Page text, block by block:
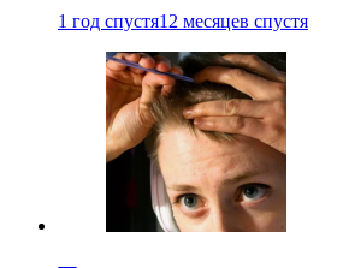
1 год спустя12 месяцев спустя